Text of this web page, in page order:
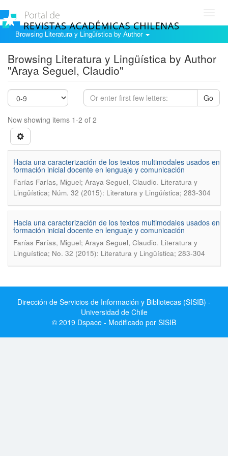
Browsing Literatura y Lingüística by Author
Browsing Literatura y Lingüística by Author
"Araya Seguel, Claudio"
Go
Now showing items 1-2 of 2
Hacia una caracterización de los textos multimodales usados en
formación inicial docente en lenguaje y comunicación
Farías Farías, Miguel; Araya Seguel, Claudio. Literatura y
Lingüística; Núm. 32 (2015): Literatura y Lingüística; 283-304
Hacia una caracterización de los textos multimodales usados en
formación inicial docente en lenguaje y comunicación
Farí­as Farí­as, Miguel; Araya Seguel, Claudio. Literatura y
Linguí­stica; No. 32 (2015): Literatura y Lingüística; 283-304
Dirección de Servicios de Información y Bibliotecas (SISIB) -
Universidad de Chile
© 2019 Dspace - Modificado por SISIB